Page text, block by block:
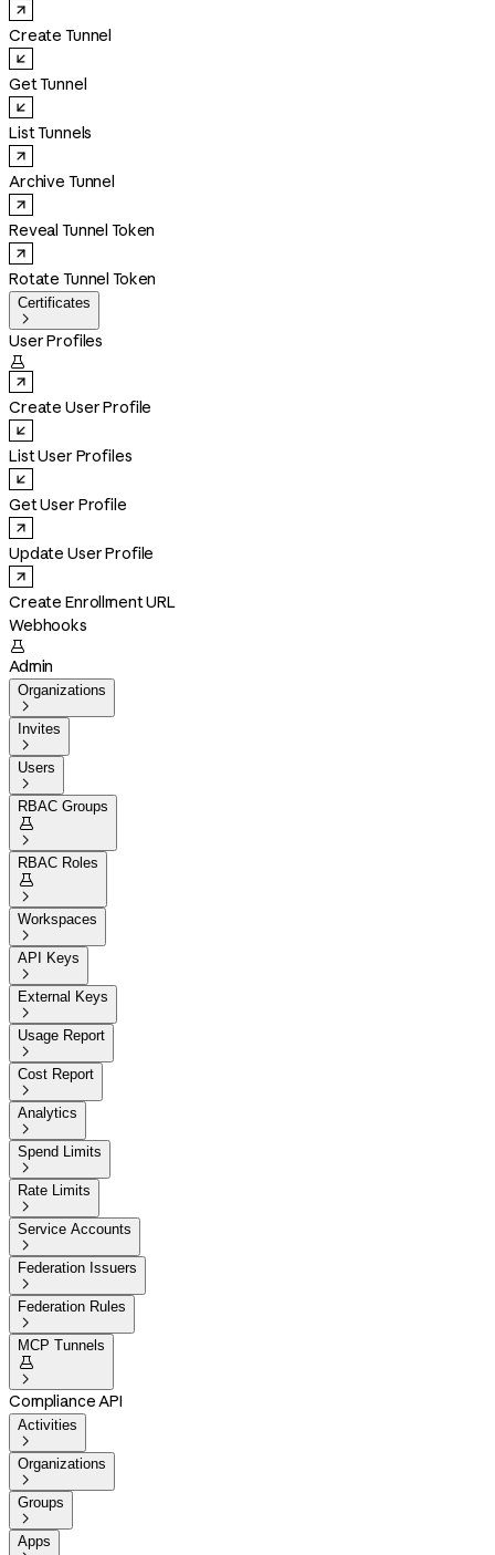
Create Tunnel
Get Tunnel
List Tunnels
Archive Tunnel
Reveal Tunnel Token
Rotate Tunnel Token
Certificates

User Profiles

Create User Profile
List User Profiles
Get User Profile
Update User Profile
Create Enrollment URL
Webhooks

Admin
Organizations

Invites

Users

RBAC Groups


RBAC Roles


Workspaces

API Keys

External Keys

Usage Report

Cost Report

Analytics

Spend Limits

Rate Limits

Service Accounts

Federation Issuers

Federation Rules

MCP Tunnels


Compliance API
Activities

Organizations

Groups

Apps